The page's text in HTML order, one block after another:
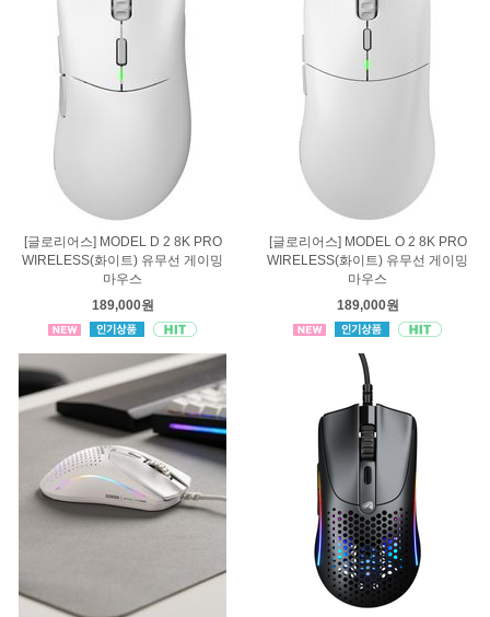
[글로리어스] MODEL D 2 8K PRO
WIRELESS(화이트) 유무선 게이밍
마우스
189,000원
[글로리어스] MODEL O 2 8K PRO
WIRELESS(화이트) 유무선 게이밍
마우스
189,000원